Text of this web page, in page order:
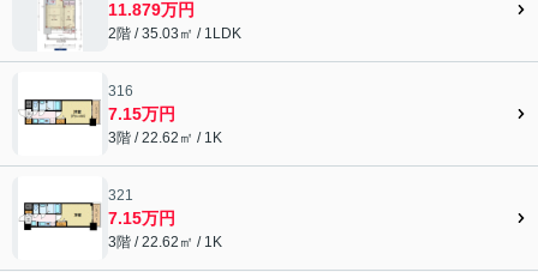
11.879万円
2階 / 35.03㎡ / 1LDK
316
7.15万円
3階 / 22.62㎡ / 1K
321
7.15万円
3階 / 22.62㎡ / 1K